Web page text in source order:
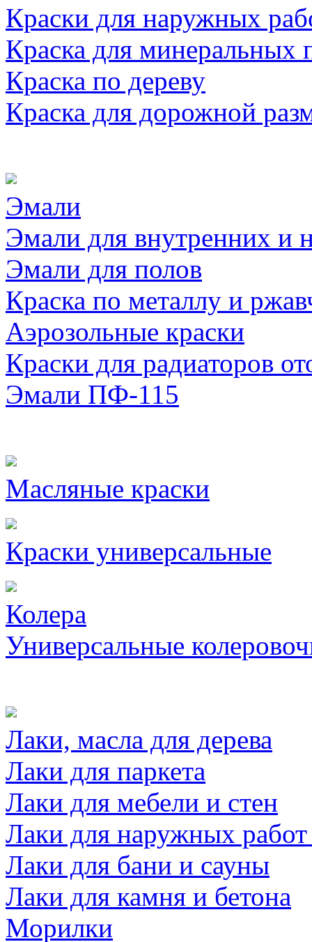
Краски для наружных
Краска для минеральных
Краска по дереву
Краска для дорожной
Эмали
Эмали для внутренних и
Эмали для полов
Краска по металлу и
Аэрозольные краски
Краски для радиаторов
Эмали ПФ-115
Масляные краски
Краски универсальные
Колера
Универсальные
Лаки, масла для дерева
Лаки для паркета
Лаки для мебели и стен
Лаки для наружных
Лаки для бани и сауны
Лаки для камня и бетона
Морилки